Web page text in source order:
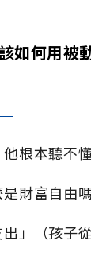
如何用被
根本聽不懂
財富自由嗎
」（孩子